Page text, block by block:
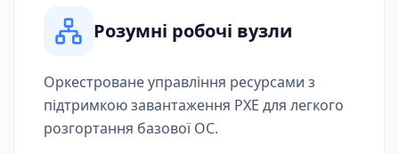
Розумні робочі вузли
Оркестроване управління ресурсами з
підтримкою завантаження PXE для легкого
розгортання базової ОС.